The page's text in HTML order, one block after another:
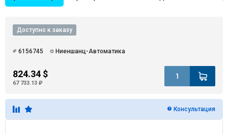
Доступно к заказу
6156745 Ниеншанц-Автоматика
824.34 $
67 733.13 ₽
Консультация